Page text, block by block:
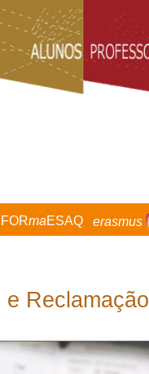
FORmaESAQ erasmus
Reclamação